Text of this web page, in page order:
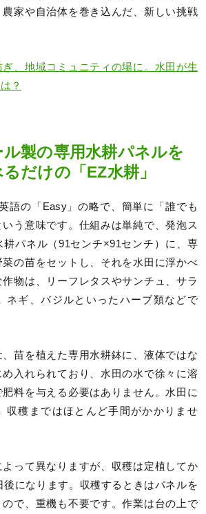
家や自治体を巻き込んだ、新しい挑戦
ぎ、地域コミュニティの場に。水田が生
？
製の専用水耕パネルを
だけの「EZ水耕」
語の「Easy」の略で、簡単に「誰でも
う意味です。仕組みは単純で、発泡ス
パネル（91センチ×91センチ）に、専
の苗をセットし、それを水田に浮かべ
物は、リーフレタスやサンチュ、サラ
ネギ、バジルといったハーブ類などで
苗を植えた専用水耕鉢に、液体ではな
め入れられており、水田の水で徐々に溶
料を与える必要はありません。水田に
収穫まではほとんど手間がかかりませ
って異なりますが、収穫は定植してか
後になります。収穫するときはパネルを
で、重機も不要です。作業は台の上で